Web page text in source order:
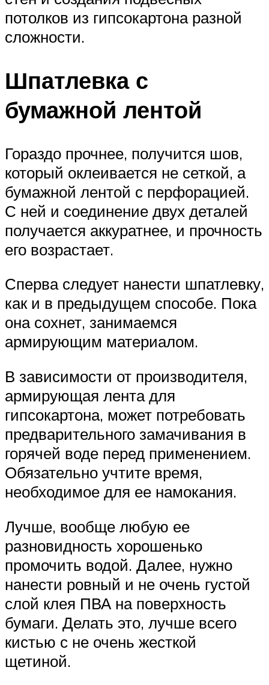
потолков из гипсокартона разной
сложности.
Шпатлевка с
бумажной лентой
Гораздо прочнее, получится шов,
который оклеивается не сеткой, а
бумажной лентой с перфорацией.
С ней и соединение двух деталей
получается аккуратнее, и прочность
его возрастает.
Сперва следует нанести шпатлевку,
как и в предыдущем способе. Пока
она сохнет, занимаемся
армирующим материалом.
В зависимости от производителя,
армирующая лента для
гипсокартона, может потребовать
предварительного замачивания в
горячей воде перед применением.
Обязательно учтите время,
необходимое для ее намокания.
Лучше, вообще любую ее
разновидность хорошенько
промочить водой. Далее, нужно
нанести ровный и не очень густой
слой клея ПВА на поверхность
бумаги. Делать это, лучше всего
кистью с не очень жесткой
щетиной.